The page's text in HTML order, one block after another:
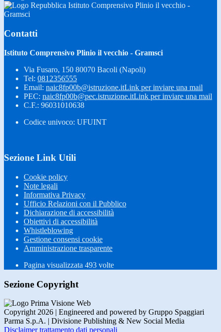
Istituto Comprensivo Plinio il vecchio -
Gramsci
Contatti
Istituto Comprensivo Plinio il vecchio - Gramsci
Via Fusaro, 150 80070 Bacoli (Napoli)
Tel: 0812356555
Email: naic8fp00b@istruzione.itLink per inviare una mail
PEC: naic8fp00b@pec.istruzione.itLink per inviare una mail
C.F.: 96031010638
Codice univoco: UFUINT
Sezione Link Utili
Cookie policy
Note legali
Informativa Privacy
Ufficio Relazioni con il Pubblico
Dichiarazione di accessibilità
Obiettivi di accessibilità
Whistleblowing
Gestione consensi cookie
Amministrazione trasparente
Pagina visualizzata 493 volte
Sezione Copyright
Copyright 2026 | Engineered and powered by Gruppo Spaggiari
Parma S.p.A. | Divisione Publishing & New Social Media
Disclaimer trattamento dati personali